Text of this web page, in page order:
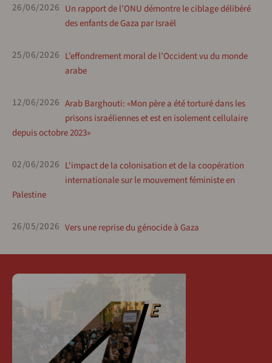
26/06/2026 Un rapport de l’ONU démontre le ciblage délibéré
des enfants de Gaza par Israël
25/06/2026 L’effondrement moral de l’Occident vu du monde
arabe
12/06/2026 Arab Barghouti: «Mon père a été torturé dans les
prisons israéliennes et est en isolement cellulaire
depuis octobre 2023»
02/06/2026 L'impact de la colonisation et de la coopération
internationale sur le mouvement féministe en
Palestine
26/05/2026 Vers une reprise du génocide à Gaza